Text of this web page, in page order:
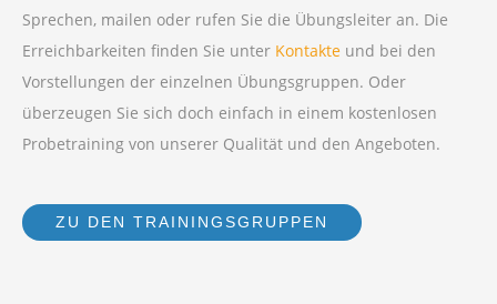
Sprechen, mailen oder rufen Sie die Übungsleiter an. Die
Erreichbarkeiten finden Sie unter Kontakte und bei den
Vorstellungen der einzelnen Übungsgruppen. Oder
überzeugen Sie sich doch einfach in einem kostenlosen
Probetraining von unserer Qualität und den Angeboten.
ZU DEN TRAININGSGRUPPEN